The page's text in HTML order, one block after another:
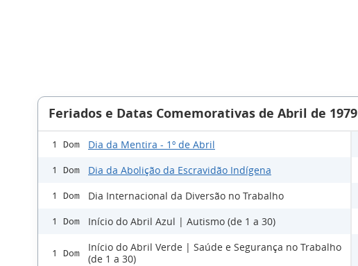
Feriados e Datas Comemorativas de Abril de 1979
1 Dom Dia da Mentira - 1º de Abril
1 Dom Dia da Abolição da Escravidão Indígena
1 Dom Dia Internacional da Diversão no Trabalho
1 Dom Início do Abril Azul | Autismo (de 1 a 30)
1 Dom
Início do Abril Verde | Saúde e Segurança no Trabalho
(de 1 a 30)